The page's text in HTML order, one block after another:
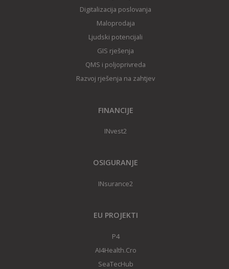
Digitalizacija poslovanja
Maloprodaja
Ljudski potencijali
GIS rješenja
QMS i poljoprivreda
Razvoj rješenja na zahtjev
FINANCIJE
INvest2
OSIGURANJE
INsurance2
EU PROJEKTI
P4
AI4Health.Cro
SeaTecHub